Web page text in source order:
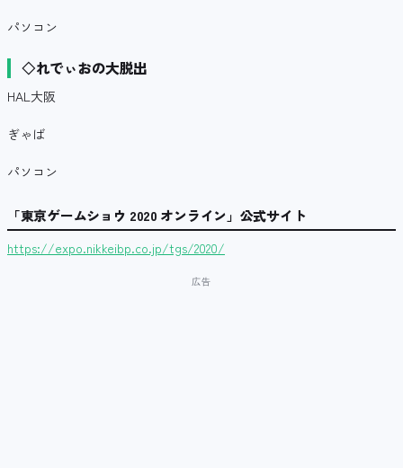
パソコン
◇れでぃおの大脱出
HAL大阪
ぎゃば
パソコン
「東京ゲームショウ 2020 オンライン」公式サイト
https://expo.nikkeibp.co.jp/tgs/2020/